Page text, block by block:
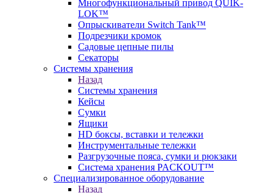
Многофункциональный привод QUIK-
LOK™
Опрыскиватели Switch Tank™
Подрезчики кромок
Садовые цепные пилы
Секаторы
Системы хранения
Назад
Системы хранения
Кейсы
Сумки
Ящики
HD боксы, вставки и тележки
Инструментальные тележки
Разгрузочные пояса, сумки и рюкзаки
Система хранения PACKOUT™
Специализированное оборудование
Назад